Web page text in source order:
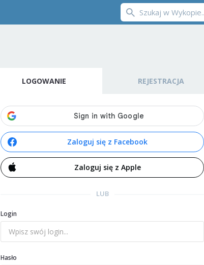
LOGOWANIE REJESTRACJA
Zaloguj się z Facebook
Zaloguj się z Apple
LUB
Login
Hasło